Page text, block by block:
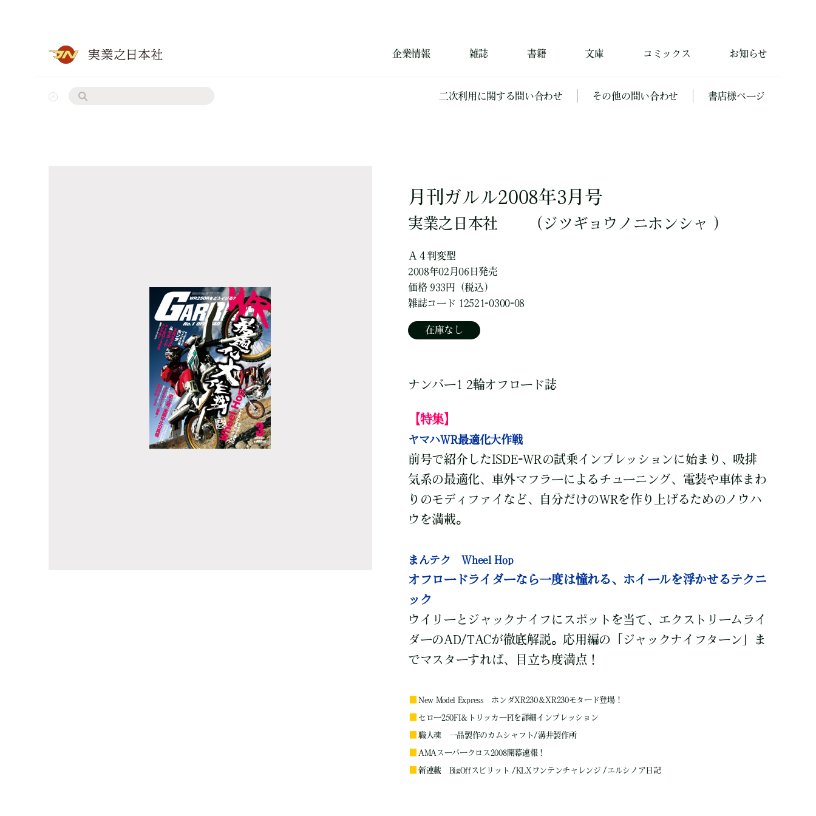
企業情報 雑誌 書籍 文庫 コミックス お知らせ
二次利用に関する問い合わせ その他の問い合わせ 書店様ページ
月刊ガルル2008年3月号
実業之日本社 （ジツギョウノニホンシャ ）
Ａ４判変型
2008年02月06日発売
価格 933円（税込）
雑誌コード 12521-0300-08
在庫なし
ナンバー1 2輪オフロード誌
【特集】
ヤマハWR最適化大作戦
前号で紹介したISDE-WRの試乗インプレッションに始まり、吸排
気系の最適化、車外マフラーによるチューニング、電装や車体まわ
りのモディファイなど、自分だけのWRを作り上げるためのノウハ
ウを満載。
まんテク Wheel Hop
オフロードライダーなら一度は憧れる、ホイールを浮かせるテクニ
ック
ウイリーとジャックナイフにスポットを当て、エクストリームライ
ダーのAD/TACが徹底解説。応用編の「ジャックナイフターン」ま
でマスターすれば、目立ち度満点！
New Model Express ホンダXR230＆XR230モタード登場！
セロー250FI＆トリッカーFIを詳細インプレッション
職人魂 一品製作のカムシャフト/溝井製作所
AMAスーパークロス2008開幕速報！
新連載 BigOffスピリット /KLXワンテンチャレンジ /エルシノア日記